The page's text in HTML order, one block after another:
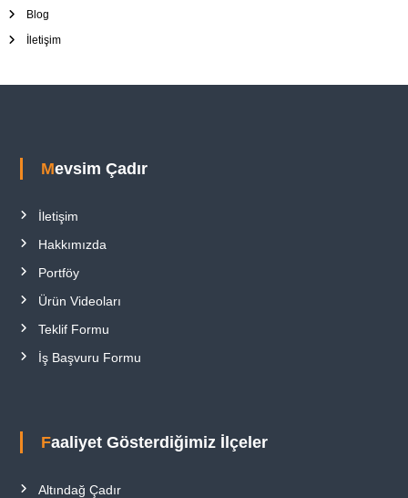
Blog
İletişim
Mevsim Çadır
İletişim
Hakkımızda
Portföy
Ürün Videoları
Teklif Formu
İş Başvuru Formu
Faaliyet Gösterdiğimiz İlçeler
Altındağ Çadır